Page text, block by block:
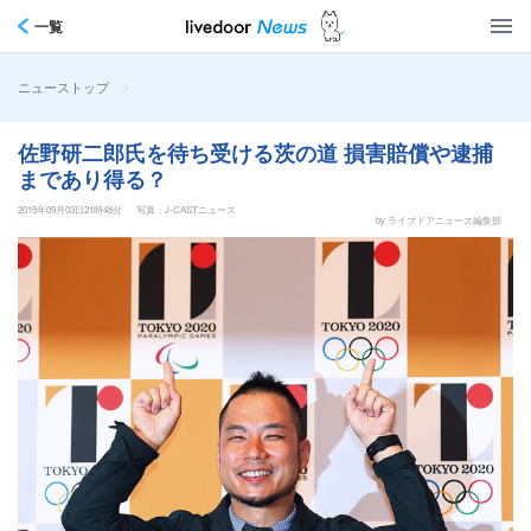
一覧
ニューストップ >
佐野研二郎氏を待ち受ける茨の道 損害賠償や逮捕
まであり得る？
2015年09月03日21時48分
写真：J-CASTニュース
by ライブドアニュース編集部